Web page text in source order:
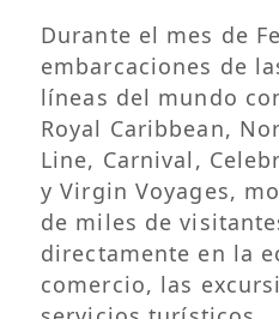
Durante el mes de
embarcaciones de
líneas del mundo
Royal Caribbean,
Line, Carnival,
y Virgin Voyages,
de miles de
directamente en la
comercio, las